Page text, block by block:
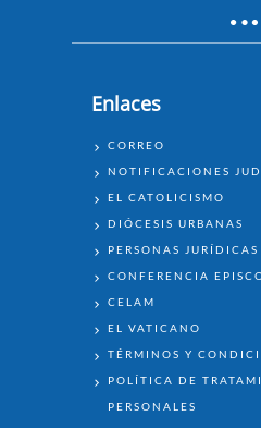
Enlaces
ENLACES
CORREO
NOTIFICACIONES
EL CATOLICISMO
DIÓCESIS URBANAS
PERSONAS JURÍDICAS
CONFERENCIA
CELAM
EL VATICANO
TÉRMINOS Y
POLÍTICA DE
PERSONALES